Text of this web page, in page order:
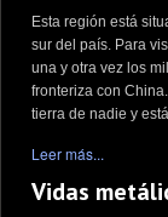
Esta región está
sur del país. Para
una y otra vez los
fronteriza con
tierra de nadie y
Leer más...
Vidas